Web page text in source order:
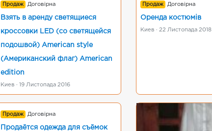
Продаж Договірна
Взять в аренду светящиеся
кроссовки LED (со светящейся
подошвой) American style
(Американский флаг) American
edition
Киев · 19 Листопада 2016
Продаж Договірна
Оренда костюмів
Киев · 22 Листопада 2018
Продаж Договірна
Продаётся одежда для съёмок